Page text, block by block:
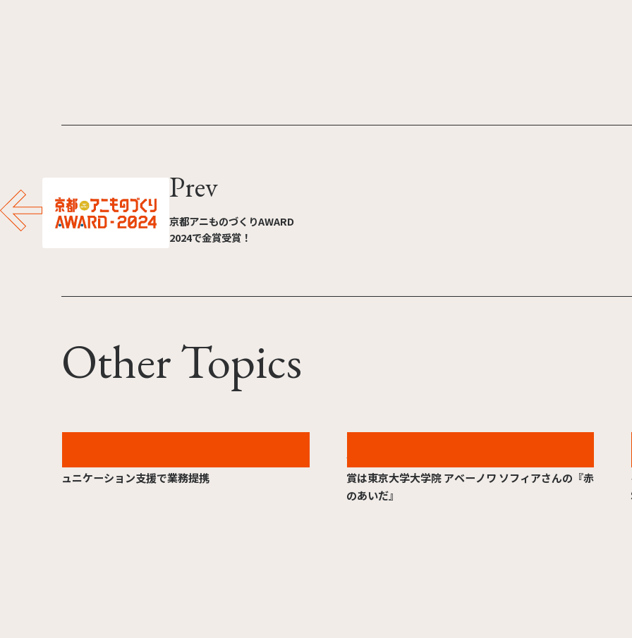
Prev
京都アニものづくりAWARD
2024で金賞受賞！
Other Topics
2026.06.24
ュニケーション支援で業務提携
2026.03.11
第6回 TYO学生ムービーアワード受賞作品発表！金
賞は東京大学大学院 アベーノワ ソフィアさんの『赤
のあいだ』